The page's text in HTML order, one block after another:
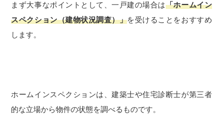
まず大事なポイントとして、一戸建の場合は「ホームイン
スペクション（建物状況調査）」を受けることをおすすめ
します。
ホームインスペクションは、建築士や住宅診断士が第三者
的な立場から物件の状態を調べるものです。